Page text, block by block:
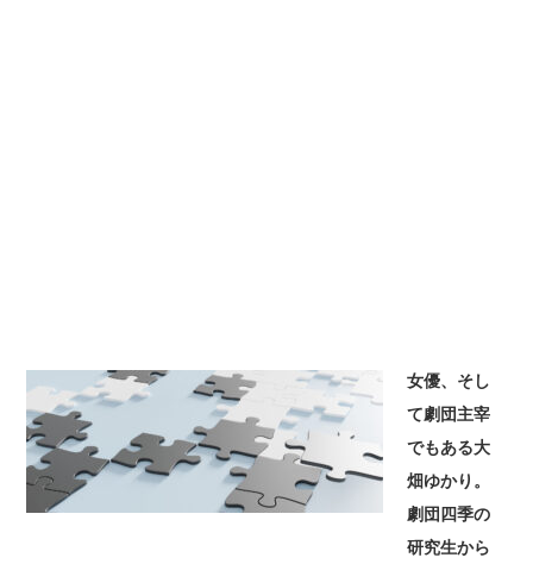
女優、そし
て劇団主宰
でもある大
畑ゆかり。
劇団四季の
研究生から